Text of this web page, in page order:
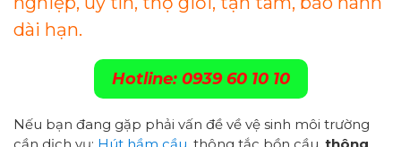
dài hạn.
Hotline: 0939 60 10 10
Nếu bạn đang gặp phải vấn đề về vệ sinh môi trường